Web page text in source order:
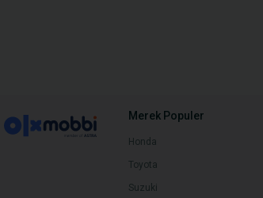
Merek Populer
Honda
Toyota
Suzuki